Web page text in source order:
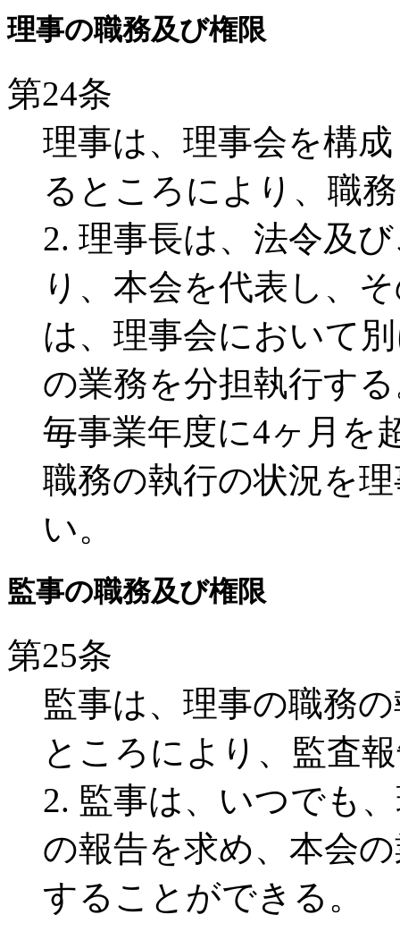
理事の職務及び権限
第24条
理事は、理事会を構
るところにより、職
2. 理事長は、法令及
り、本会を代表し、
は、理事会において
の業務を分担執行す
毎事業年度に4ヶ月を
職務の執行の状況を
い。
監事の職務及び権限
第25条
監事は、理事の職務
ところにより、監査
2. 監事は、いつでも
の報告を求め、本会
することができる。